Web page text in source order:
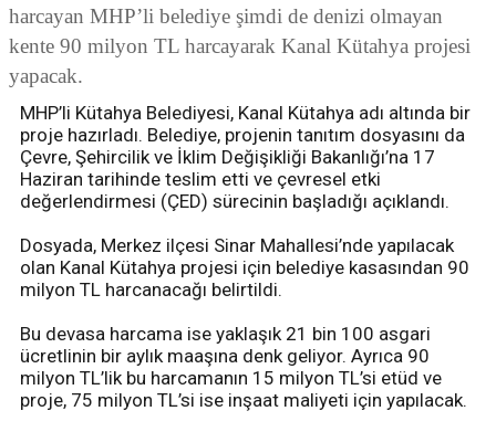
harcayan MHP’li belediye şimdi de denizi olmayan
kente 90 milyon TL harcayarak Kanal Kütahya projesi
yapacak.
MHP’li Kütahya Belediyesi, Kanal Kütahya adı altında bir
proje hazırladı. Belediye, projenin tanıtım dosyasını da
Çevre, Şehircilik ve İklim Değişikliği Bakanlığı’na 17
Haziran tarihinde teslim etti ve çevresel etki
değerlendirmesi (ÇED) sürecinin başladığı açıklandı.
Dosyada, Merkez ilçesi Sinar Mahallesi’nde yapılacak
olan Kanal Kütahya projesi için belediye kasasından 90
milyon TL harcanacağı belirtildi.
Bu devasa harcama ise yaklaşık 21 bin 100 asgari
ücretlinin bir aylık maaşına denk geliyor. Ayrıca 90
milyon TL’lik bu harcamanın 15 milyon TL’si etüd ve
proje, 75 milyon TL’si ise inşaat maliyeti için yapılacak.